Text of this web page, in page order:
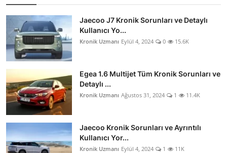
Jaecoo J7 Kronik Sorunları ve Detaylı
Kullanıcı Yo...
Kronik Uzmanı Eylül 4, 2024 0 15.6K
Egea 1.6 Multijet Tüm Kronik Sorunları ve
Detaylı ...
Kronik Uzmanı Ağustos 31, 2024 1 11.4K
Jaecoo Kronik Sorunları ve Ayrıntılı
Kullanıcı Yor...
Kronik Uzmanı Eylül 4, 2024 1 11K